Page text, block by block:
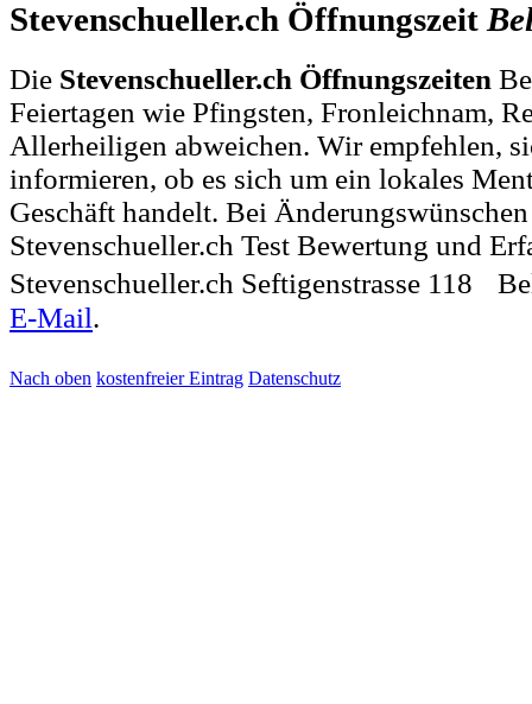
Stevenschueller.ch Öffnungszeit
Die Stevenschueller.ch Öffnungszeiten
Feiertagen wie Pfingsten, Fronleichnam,
Allerheiligen abweichen. Wir empfehlen,
informieren, ob es sich um ein lokales
Geschäft handelt. Bei
Stevenschueller.ch Test Bewertung und
Stevenschueller.ch Seftigenstrasse 118
E-Mail.
Nach oben kostenfreier Eintrag Datenschutz